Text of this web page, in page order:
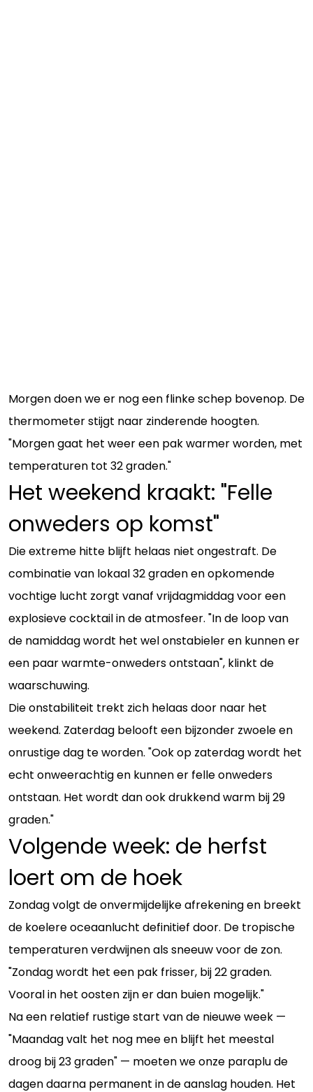
Morgen doen we er nog een flinke schep bovenop. De
thermometer stijgt naar zinderende hoogten.
"Morgen gaat het weer een pak warmer worden, met
temperaturen tot 32 graden."
Het weekend kraakt: "Felle
onweders op komst"
Die extreme hitte blijft helaas niet ongestraft. De
combinatie van lokaal 32 graden en opkomende
vochtige lucht zorgt vanaf vrijdagmiddag voor een
explosieve cocktail in de atmosfeer. "In de loop van
de namiddag wordt het wel onstabieler en kunnen er
een paar warmte-onweders ontstaan", klinkt de
waarschuwing.
Die onstabiliteit trekt zich helaas door naar het
weekend. Zaterdag belooft een bijzonder zwoele en
onrustige dag te worden. "Ook op zaterdag wordt het
echt onweerachtig en kunnen er felle onweders
ontstaan. Het wordt dan ook drukkend warm bij 29
graden."
Volgende week: de herfst
loert om de hoek
Zondag volgt de onvermijdelijke afrekening en breekt
de koelere oceaanlucht definitief door. De tropische
temperaturen verdwijnen als sneeuw voor de zon.
"Zondag wordt het een pak frisser, bij 22 graden.
Vooral in het oosten zijn er dan buien mogelijk."
Na een relatief rustige start van de nieuwe week —
"Maandag valt het nog mee en blijft het meestal
droog bij 23 graden" — moeten we onze paraplu de
dagen daarna permanent in de aanslag houden. Het